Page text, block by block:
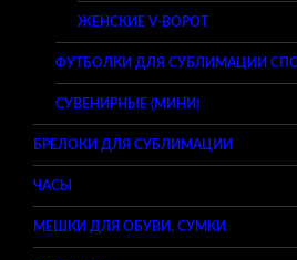
ЖЕНСКИЕ V-ВОРОТ
ФУТБОЛКИ ДЛЯ СУБЛИМАЦИИ
СУВЕНИРНЫЕ (МИНИ)
БРЕЛОКИ ДЛЯ СУБЛИМАЦИИ
ЧАСЫ
МЕШКИ ДЛЯ ОБУВИ, СУМКИ